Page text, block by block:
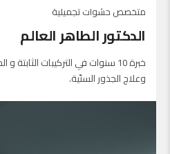
متخصص حشوات تجميلية
الدكتور الطاهر العالم
خبرة 10 سنوات في التركيبات
وعلاج الجذور السنّية.